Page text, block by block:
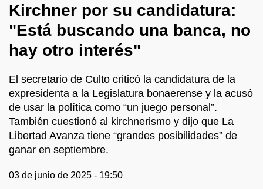
Kirchner por su candidatura:
"Está buscando una banca, no
hay otro interés"
El secretario de Culto criticó la candidatura de la
expresidenta a la Legislatura bonaerense y la acusó
de usar la política como “un juego personal”.
También cuestionó al kirchnerismo y dijo que La
Libertad Avanza tiene “grandes posibilidades” de
ganar en septiembre.
03 de junio de 2025 - 19:50